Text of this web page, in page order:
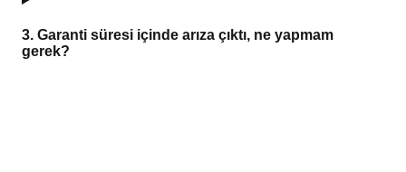
3. Garanti süresi içinde arıza çıktı, ne yapmam
gerek?